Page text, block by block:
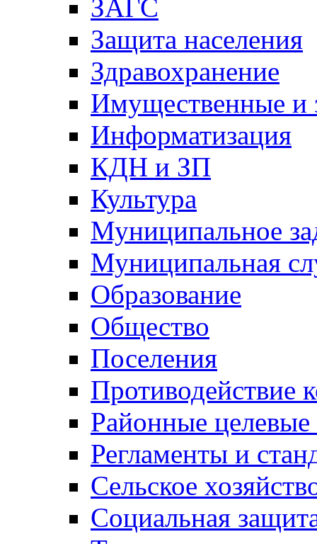
ЗАГС
Защита населения
Здравохранение
Имущественные и
Информатизация
КДН и ЗП
Культура
Муниципальное
Муниципальная
Образование
Общество
Поселения
Противодействие
Районные
Регламенты и
Сельское
Социальная